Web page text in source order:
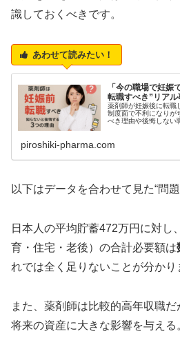
識しておくべきです。
あわせて読みたい！
「今の職場で妊娠
転職すべき”リアル
薬剤師が妊娠後に転職
制度面で不利になりが
べき理由や後悔しない
piroshiki-pharma.com
以下はデータを合わせて見た“問題
日本人の平均貯蓄472万円に対し
育・住宅・老後）の合計必要額は
れでは全く足りないことが分かり
また、薬剤師は比較的高年収職だ
将来の資産に大きな影響を与える